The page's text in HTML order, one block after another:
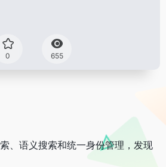
0 655
、语义搜索和统一身份管理，发现